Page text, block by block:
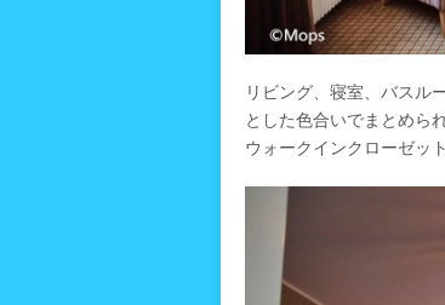
リビング、寝室、バスル
とした色合いでまとめら
ウォークインクローゼッ